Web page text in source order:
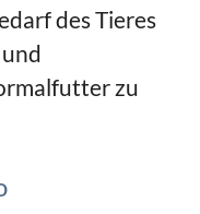
des Tieres
zu